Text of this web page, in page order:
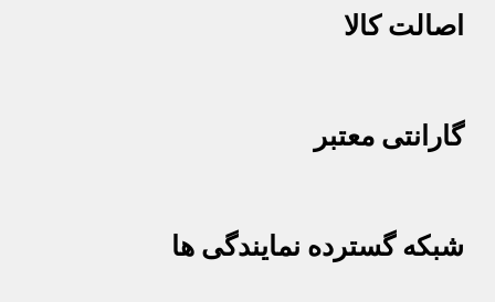
اصالت کالا
گارانتی معتبر
شبکه گسترده نمایندگی ها